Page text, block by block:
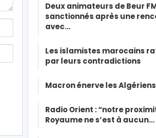
Deux animateurs de Beur
sanctionnés après une
avec…
Les islamistes marocains
par leurs contradictions
Macron énerve les Algériens
Radio Orient : “notre
Royaume ne s’est à aucun…